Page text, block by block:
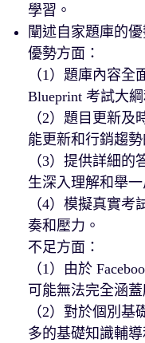
學習。
闡述自家題庫的
優勢方面：
（1）題庫內容全
Blueprint 考試大
（2）題目更新及
能更新和行銷趨勢
（3）提供詳細
生深入理解和舉一
（4）模擬真實
奏和壓力。
不足方面：
（1）由於
可能無法完全涵
（2）對於個別
多的基礎知識輔導